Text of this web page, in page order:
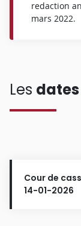
redaction
mars 2022.
Les
Cour de
14-01-2026